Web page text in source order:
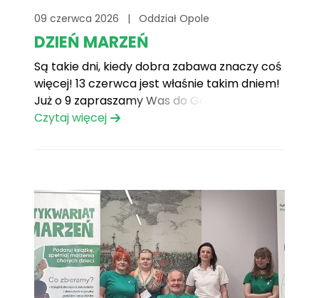
09 czerwca 2026 | Oddział Opole
DZIEŃ MARZEŃ
Są takie dni, kiedy dobra zabawa znaczy coś
więcej! 13 czerwca jest właśnie takim dniem!
Już o 9 zapraszamy Was do Gogolina na
Stadion Miejski na wydarzenie pełne radości,
wyjątkowa atmosfera, którą tworzą
Czytaj więcej